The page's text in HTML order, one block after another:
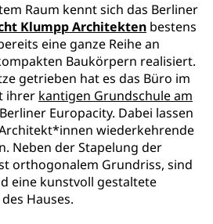
Raum kennt sich das Berliner
Klumpp Architekten bestens
eine ganze Reihe an
Baukörpern realisiert.
getrieben hat es das Büro im
ihrer kantigen Grundschule am
Europacity. Dabei lassen
wiederkehrende
Neben der Stapelung der
orthogonalem Grundriss, sind
eine kunstvoll gestaltete
Hauses.